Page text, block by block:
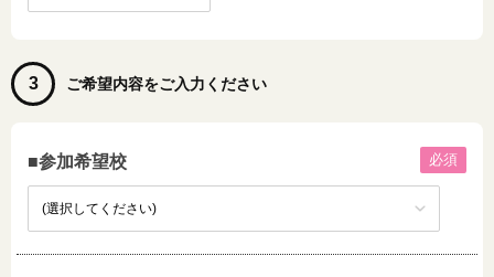
3 ご希望内容をご入力ください
■参加希望校 必須